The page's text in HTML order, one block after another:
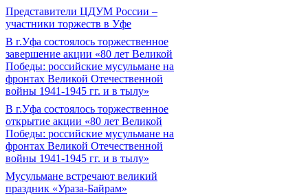
Представители ЦДУМ России –
участники торжеств в Уфе
В г.Уфа состоялось торжественное
завершение акции «80 лет Великой
Победы: российские мусульмане на
фронтах Великой Отечественной
войны 1941-1945 гг. и в тылу»
В г.Уфа состоялось торжественное
открытие акции «80 лет Великой
Победы: российские мусульмане на
фронтах Великой Отечественной
войны 1941-1945 гг. и в тылу»
Мусульмане встречают великий
праздник «Ураза-Байрам»